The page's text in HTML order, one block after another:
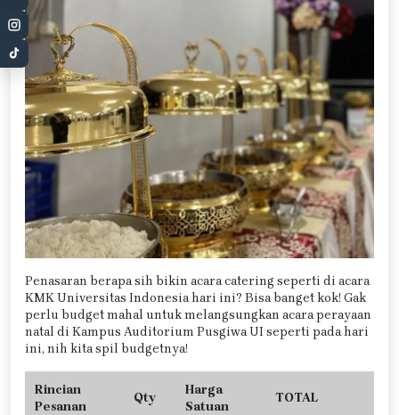
Penasaran berapa sih bikin acara catering seperti di acara
KMK Universitas Indonesia hari ini? Bisa banget kok! Gak
perlu budget mahal untuk melangsungkan acara perayaan
natal di Kampus Auditorium Pusgiwa UI seperti pada hari
ini, nih kita spil budgetnya!
Rincian
Pesanan
Qty
Harga
Satuan
TOTAL